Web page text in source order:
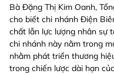
Bà Đặng Thị Kim Oanh,
cho biết chi nhánh Điện
chất lẫn lực lượng nhân sự
chi nhánh này nằm trong
nhằm phát triển thương
trong chiến lược dài hạn